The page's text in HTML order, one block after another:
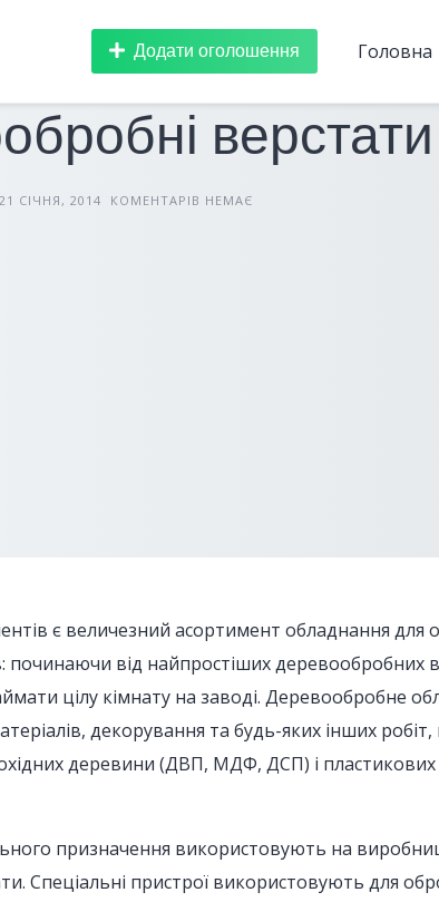
Головна
Додати оголошення
БУДІВЕЛЬНЕ ОБЛАДНАННЯ
верстати
21 СІЧНЯ, 2014 КОМЕНТАРІВ НЕМАЄ
є величезний асортимент обладнання
починаючи від найпростіших деревообробних
цілу кімнату на заводі. Деревообробне
декорування та будь-яких інших
деревини (ДВП, МДФ, ДСП) і пластикових
призначення використовують на
Спеціальні пристрої використовують для